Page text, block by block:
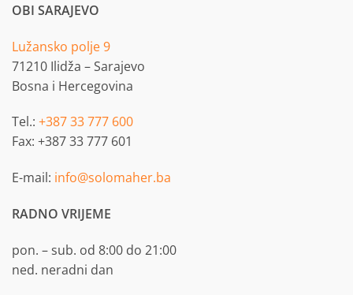
OBI SARAJEVO
Lužansko polje 9
71210 Ilidža – Sarajevo
Bosna i Hercegovina
Tel.: +387 33 777 600
Fax: +387 33 777 601
E-mail: info@solomaher.ba
RADNO VRIJEME
pon. – sub. od 8:00 do 21:00
ned. neradni dan